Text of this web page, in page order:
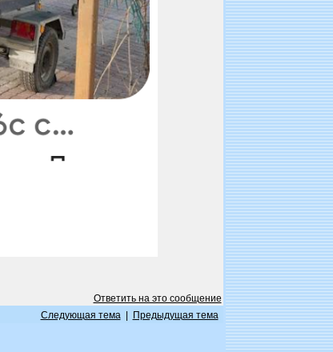
Ответить на это сообщение
Следующая тема| Предыдущая тема